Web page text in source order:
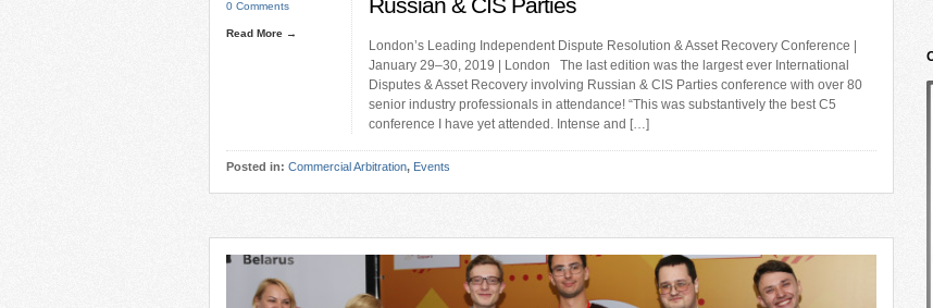
0 Comments
Read More →
Russian & CIS Parties
London’s Leading Independent Dispute Resolution & Asset Recovery Conference |
January 29–30, 2019 | London The last edition was the largest ever International
Disputes & Asset Recovery involving Russian & CIS Parties conference with over 80
senior industry professionals in attendance! “This was substantively the best C5
conference I have yet attended. Intense and […]
Posted in: Commercial Arbitration, Events